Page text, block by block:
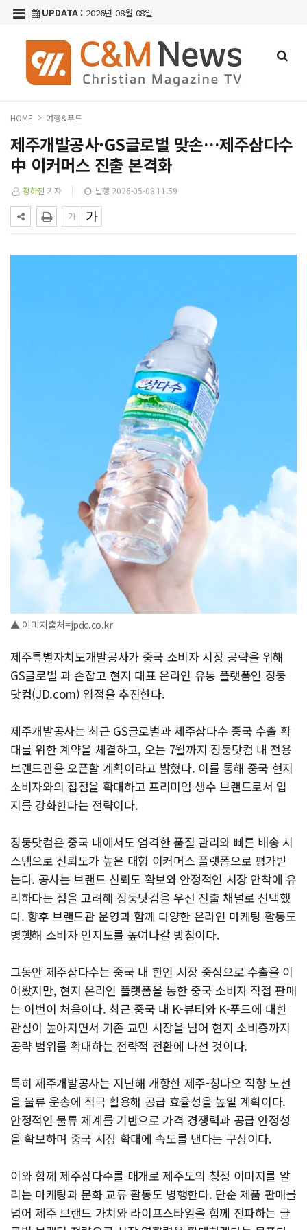
UPDATA : 2026년 08월 08일
HOME 여행&푸드
제주개발공사·GS글로벌 맞손…제주삼다수
中 이커머스 진출 본격화
정하진 기자 발행 2026-05-08 11:59
▲ 이미지출처=jpdc.co.kr
제주특별자치도개발공사가 중국 소비자 시장 공략을 위해
GS글로벌 과 손잡고 현지 대표 온라인 유통 플랫폼인 징둥
닷컴(JD.com) 입점을 추진한다.
제주개발공사는 최근 GS글로벌과 제주삼다수 중국 수출 확
대를 위한 계약을 체결하고, 오는 7월까지 징둥닷컴 내 전용
브랜드관을 오픈할 계획이라고 밝혔다. 이를 통해 중국 현지
소비자와의 접점을 확대하고 프리미엄 생수 브랜드로서 입
지를 강화한다는 전략이다.
징둥닷컴은 중국 내에서도 엄격한 품질 관리와 빠른 배송 시
스템으로 신뢰도가 높은 대형 이커머스 플랫폼으로 평가받
는다. 공사는 브랜드 신뢰도 확보와 안정적인 시장 안착에 유
리하다는 점을 고려해 징둥닷컴을 우선 진출 채널로 선택했
다. 향후 브랜드관 운영과 함께 다양한 온라인 마케팅 활동도
병행해 소비자 인지도를 높여나갈 방침이다.
그동안 제주삼다수는 중국 내 한인 시장 중심으로 수출을 이
어왔지만, 현지 온라인 플랫폼을 통한 중국 소비자 직접 판매
는 이번이 처음이다. 최근 중국 내 K-뷰티와 K-푸드에 대한
관심이 높아지면서 기존 교민 시장을 넘어 현지 소비층까지
공략 범위를 확대하는 전략적 전환에 나선 것이다.
특히 제주개발공사는 지난해 개항한 제주-칭다오 직항 노선
을 물류 운송에 적극 활용해 공급 효율성을 높일 계획이다.
안정적인 물류 체계를 기반으로 가격 경쟁력과 공급 안정성
을 확보하며 중국 시장 확대에 속도를 낸다는 구상이다.
이와 함께 제주삼다수를 매개로 제주도의 청정 이미지를 알
리는 마케팅과 문화 교류 활동도 병행한다. 단순 제품 판매를
넘어 제주 브랜드 가치와 라이프스타일을 함께 전파하는 글